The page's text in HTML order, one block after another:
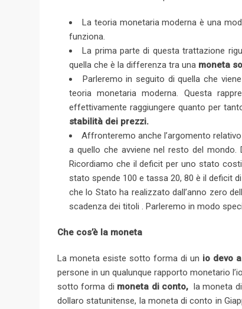
La teoria monetaria moderna è una
funziona.
La prima parte di questa trattazione
quella che è la differenza tra una moneta
Parleremo in seguito di quella che
teoria monetaria moderna. Questa
effettivamente raggiungere quanto per
stabilità dei prezzi.
Affronteremo anche l’argomento
a quello che avviene nel resto del
Ricordiamo che il deficit per uno stato
stato spende 100 e tassa 20, 80 è il deficit
che lo Stato ha realizzato dall’anno zero
scadenza dei titoli . Parleremo in modo
Che cos’è la moneta
La moneta esiste sotto forma di un io devo
persone in un qualunque rapporto monetario
sotto forma di moneta di conto, la moneta
dollaro statunitense, la moneta di conto in